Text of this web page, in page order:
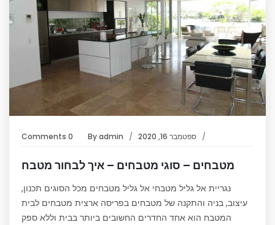
ספטמבר 16, 2020 Byadmin
0 Comments
מטבחים – סוגי מטבחים – איך לבחור מטבח
נגריית אל גליל מטבחי אל גליל מטבחים מכל הסוגים תכנון,
עיצוב, בניה והתקנה של מטבחים בפריסה ארצית מטבחים לבית
המטבח הוא אחד החדרים החשובים ביותר בבית וללא ספק